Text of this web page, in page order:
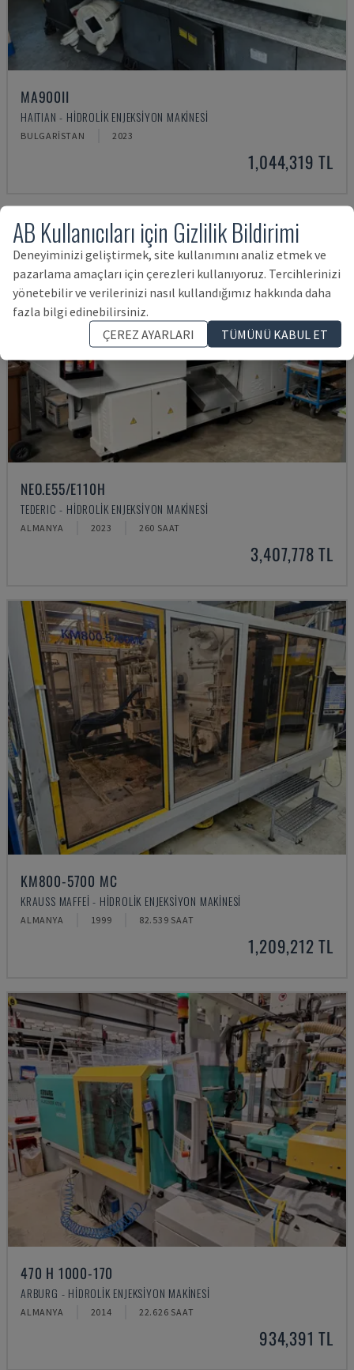
MA900ІІ
HAITIAN - HIDROLIK ENJEKSIYON MAKINESI
BULGARISTAN 2023
1,044,319 TL
NEO.E55/E110H
TEDERIC - HIDROLIK ENJEKSIYON MAKINESI
ALMANYA 2023 260 SAAT
3,407,778 TL
KM800-5700 MC
KRAUSS MAFFEI - HIDROLIK ENJEKSIYON MAKINESI
ALMANYA 1999 82.539 SAAT
1,209,212 TL
470 H 1000-170
ARBURG - HIDROLIK ENJEKSIYON MAKINESI
ALMANYA 2014 22.626 SAAT
934,391 TL
AB Kullanıcıları için Gizlilik Bildirimi
Deneyiminizi geliştirmek, site kullanımını analiz etmek ve
pazarlama amaçları için çerezleri kullanıyoruz. Tercihlerinizi
yönetebilir ve verilerinizi nasıl kullandığımız hakkında daha
fazla bilgi edinebilirsiniz.
ÇEREZ AYARLARI
TÜMÜNÜ KABUL ET